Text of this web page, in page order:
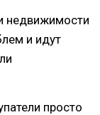
недвижимости
и идут
просто